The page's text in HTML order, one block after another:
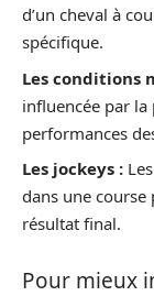
d’un cheval à
spécifique.
Les conditions
influencée par la
performances
Les jockeys :
dans une
résultat final.
Pour mieux